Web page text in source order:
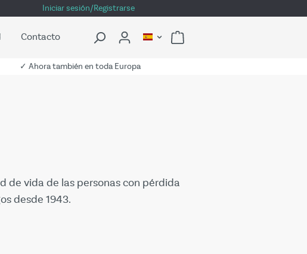
Iniciar sesión/Registrarse
Contacto
✓ Ahora también en toda Europa
de vida de las personas con pérdida
desde 1943.